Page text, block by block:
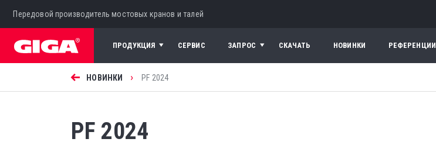
Передовой производитель мостовых кранов и талей
ПРОДУКЦИЯ СЕРВИС ЗАПРОС СКАЧАТЬ НОВИНКИ РЕФЕРЕНЦИИ
НОВИНКИ › PF 2024
PF 2024